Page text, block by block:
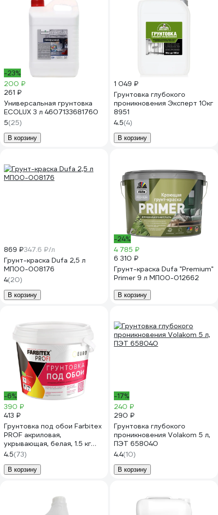
-23%
200 ₽
261 ₽
Универсальная грунтовка
ECOLUX 3 л 4607133681760
5(25)
В корзину
1 049 ₽
Грунтовка глубокого
проникновения Эксперт 10кг
8951
4.5(4)
В корзину
869 ₽347.6 ₽/л
Грунт-краска Dufa 2,5 л
МП00-008176
4(20)
В корзину
-24%
4 785 ₽
6 310 ₽
Грунт-краска Dufa "Premium"
Primer 9 л МП00-012662
В корзину
-6%
390 ₽
413 ₽
Грунтовка под обои Farbitex
PROF акриловая,
укрывающая, белая, 1.5 кг
4300012082
4.5(73)
В корзину
-17%
240 ₽
290 ₽
Грунтовка глубокого
проникновения Volakom 5 л,
ПЭТ 658040
4.4(10)
В корзину